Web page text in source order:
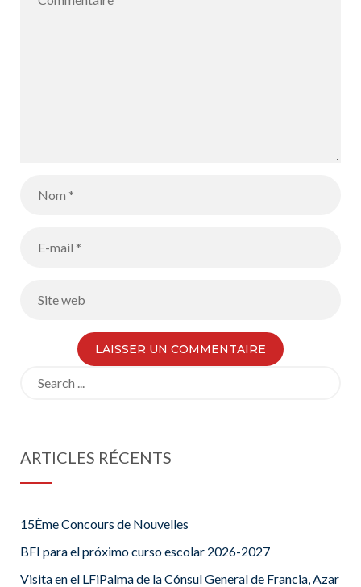
ARTICLES RÉCENTS
15Ème Concours de Nouvelles
BFI para el próximo curso escolar 2026-2027
Visita en el LFiPalma de la Cónsul General de Francia, Azar